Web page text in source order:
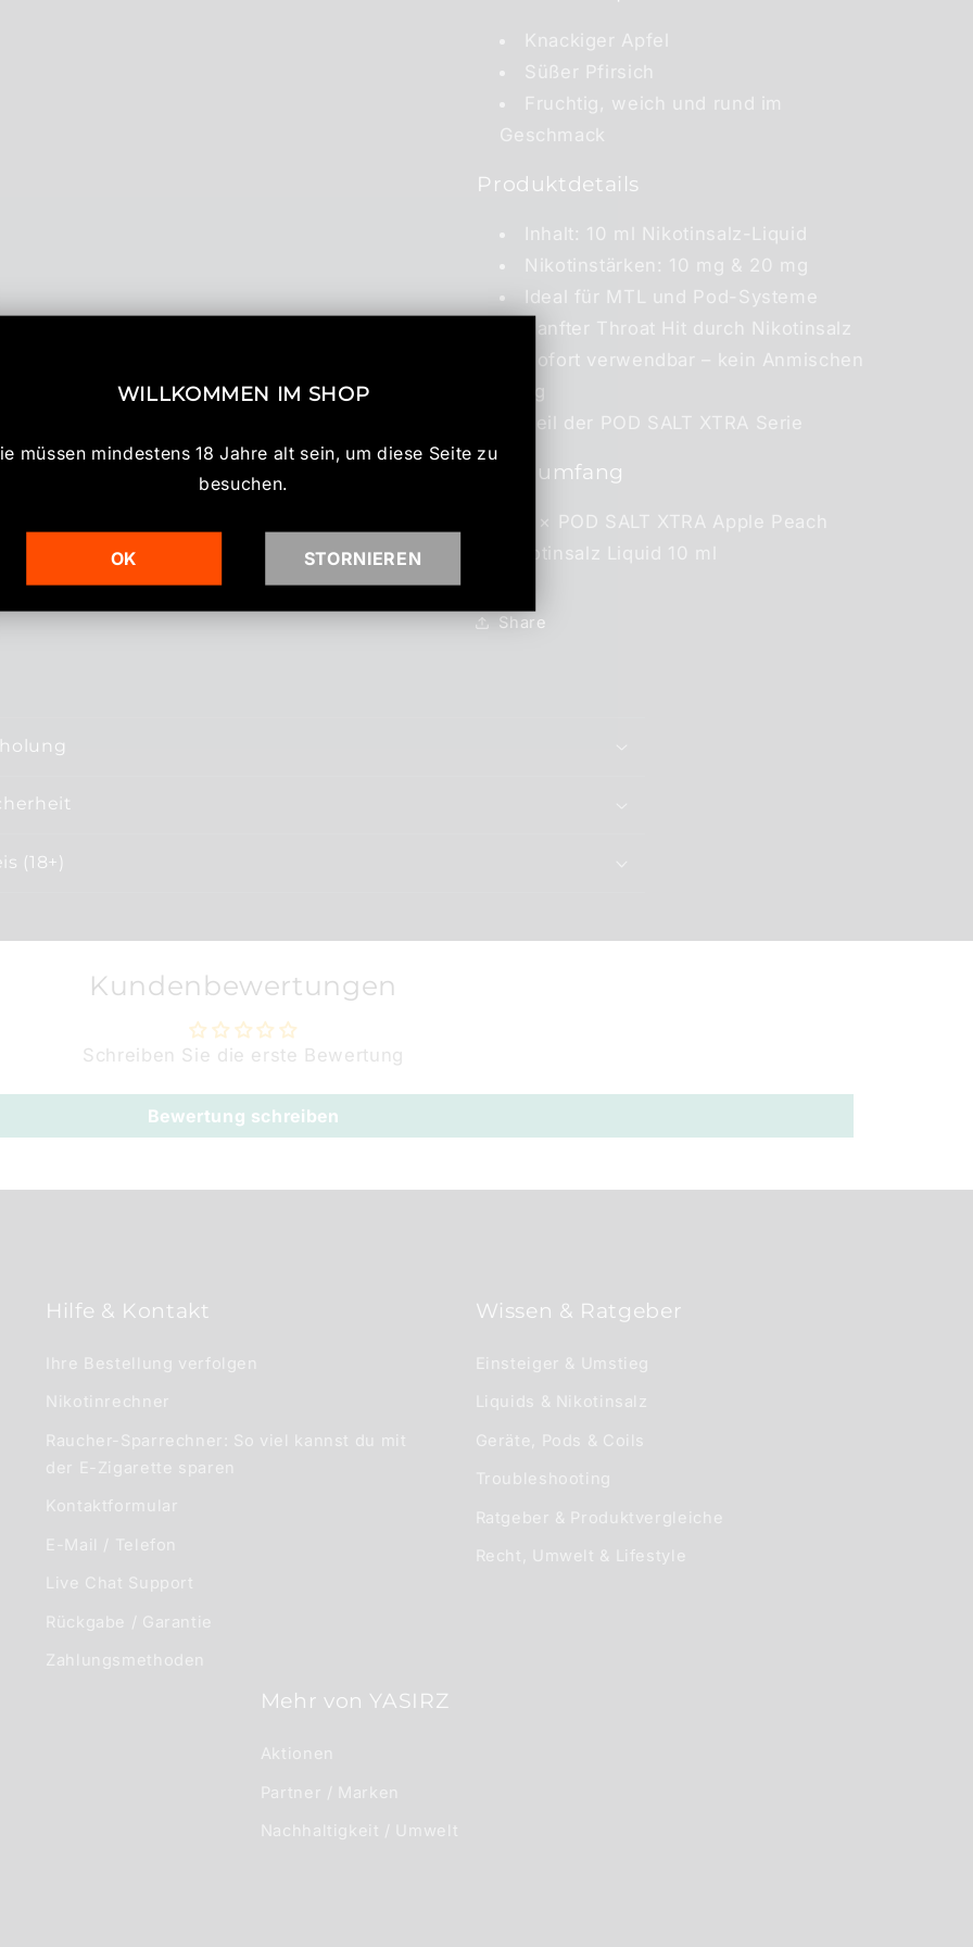
Knackiger Apfel
Süßer Pfirsich
Fruchtig, weich und rund im
Geschmack
Produktdetails
Inhalt: 10 ml Nikotinsalz-Liquid
Nikotinstärken: 10 mg & 20 mg
Ideal für MTL und Pod-Systeme
Sanfter Throat Hit durch Nikotinsalz
Sofort verwendbar – kein Anmischen
Teil der POD SALT XTRA Serie
Lieferumfang
1 × POD SALT XTRA Apple Peach
Nikotinsalz Liquid 10 ml
Share
(18+)
Kundenbewertungen
Schreiben Sie die erste Bewertung
Bewertung schreiben
Hilfe & Kontakt
Ihre Bestellung verfolgen
Nikotinrechner
Raucher-Sparrechner: So viel kannst du mit
der E-Zigarette sparen
Kontaktformular
E-Mail / Telefon
Live Chat Support
Rückgabe / Garantie
Zahlungsmethoden
Wissen & Ratgeber
Einsteiger & Umstieg
Liquids & Nikotinsalz
Geräte, Pods & Coils
Troubleshooting
Ratgeber & Produktvergleiche
Recht, Umwelt & Lifestyle
Mehr von YASIRZ
Aktionen
Partner / Marken
Nachhaltigkeit / Umwelt
WILLKOMMEN IM SHOP
müssen mindestens 18 Jahre alt sein, um diese Seite zu
besuchen.
OK STORNIEREN